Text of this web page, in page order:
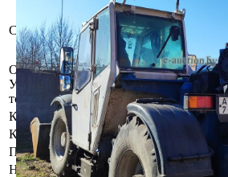
Состояние
Бывшее в
диагностике,
выявление
Осмотр объекта
Участник электронных торгов обязан
торгов осмотреть предмет торгов (
Контактное лицо
Заказчик
Контакты
+375445870097
Продавец имущества
Наименование
ОАО